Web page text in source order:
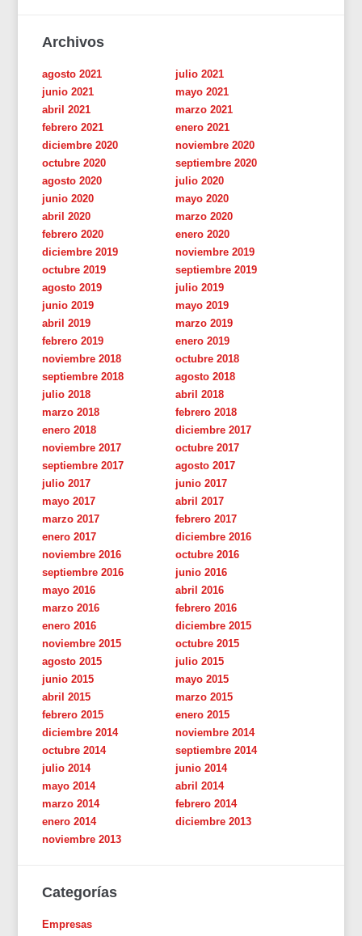
Archivos
agosto 2021
julio 2021
junio 2021
mayo 2021
abril 2021
marzo 2021
febrero 2021
enero 2021
diciembre 2020
noviembre 2020
octubre 2020
septiembre 2020
agosto 2020
julio 2020
junio 2020
mayo 2020
abril 2020
marzo 2020
febrero 2020
enero 2020
diciembre 2019
noviembre 2019
octubre 2019
septiembre 2019
agosto 2019
julio 2019
junio 2019
mayo 2019
abril 2019
marzo 2019
febrero 2019
enero 2019
noviembre 2018
octubre 2018
septiembre 2018
agosto 2018
julio 2018
abril 2018
marzo 2018
febrero 2018
enero 2018
diciembre 2017
noviembre 2017
octubre 2017
septiembre 2017
agosto 2017
julio 2017
junio 2017
mayo 2017
abril 2017
marzo 2017
febrero 2017
enero 2017
diciembre 2016
noviembre 2016
octubre 2016
septiembre 2016
junio 2016
mayo 2016
abril 2016
marzo 2016
febrero 2016
enero 2016
diciembre 2015
noviembre 2015
octubre 2015
agosto 2015
julio 2015
junio 2015
mayo 2015
abril 2015
marzo 2015
febrero 2015
enero 2015
diciembre 2014
noviembre 2014
octubre 2014
septiembre 2014
julio 2014
junio 2014
mayo 2014
abril 2014
marzo 2014
febrero 2014
enero 2014
diciembre 2013
noviembre 2013
Categorías
Empresas